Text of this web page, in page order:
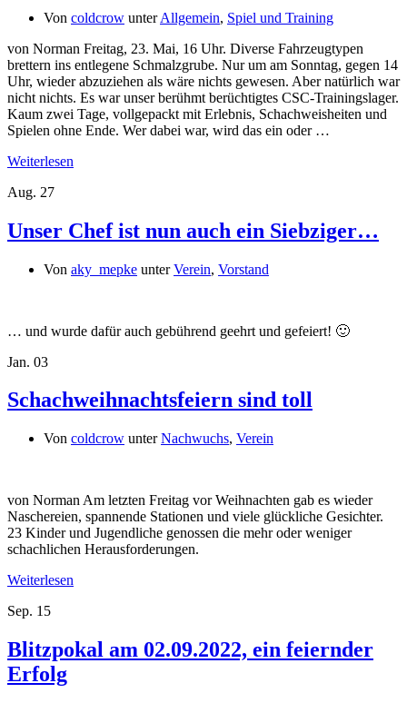
Von coldcrow unterAllgemein, Spiel und Training
von Norman Freitag, 23. Mai, 16 Uhr. Diverse Fahrzeugtypen
brettern ins entlegene Schmalzgrube. Nur um am Sonntag, gegen 14
Uhr, wieder abzuziehen als wäre nichts gewesen. Aber natürlich war
nicht nichts. Es war unser berühmt berüchtigtes CSC-Trainingslager.
Kaum zwei Tage, vollgepackt mit Erlebnis, Schachweisheiten und
Spielen ohne Ende. Wer dabei war, wird das ein oder …
Weiterlesen
Aug. 27
Unser Chef ist nun auch ein Siebziger…
Von aky_mepke unterVerein, Vorstand
… und wurde dafür auch gebührend geehrt und gefeiert! 🙂
Jan. 03
Schachweihnachtsfeiern sind toll
Von coldcrow unterNachwuchs, Verein
von Norman Am letzten Freitag vor Weihnachten gab es wieder
Naschereien, spannende Stationen und viele glückliche Gesichter.
23 Kinder und Jugendliche genossen die mehr oder weniger
schachlichen Herausforderungen.
Weiterlesen
Sep. 15
Blitzpokal am 02.09.2022, ein feiernder
Erfolg